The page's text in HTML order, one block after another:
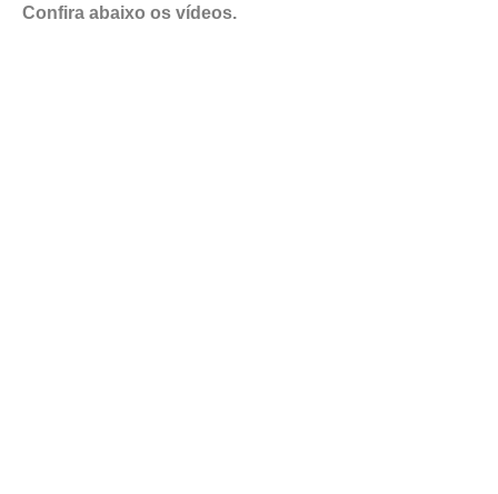
Confira abaixo os vídeos.